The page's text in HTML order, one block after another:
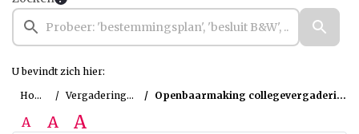
U bevindt zich hier:
Home
Vergaderingen Openbaarmaking collegevergadering
A A A